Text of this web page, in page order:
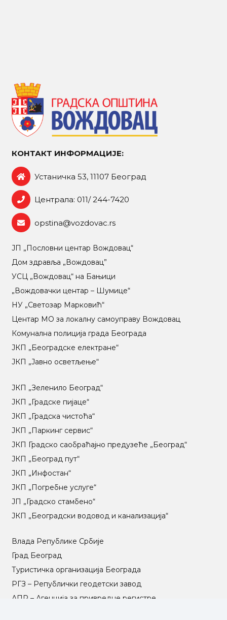
КОНТАКТ ИНФОРМАЦИЈЕ:
Устаничка 53, 11107 Београд
Централа: 011/ 244-7420
opstina@vozdovac.rs
ЈП „Пословни центар Вождовац“
Дом здравља „Вождовац”
УСЦ „Вождовац“ на Бањици
„Вождовачки центар – Шумице“
НУ „Светозар Марковић“
Центар МO за локалну самоуправу Вождовац
Комунална полиција града Београда
ЈКП „Београдске електране“
ЈКП „Јавно осветљење“
ЈКП „Зеленило Београд“
ЈКП „Градске пијаце“
ЈКП „Градска чистоћа“
ЈКП „Паркинг сервис“
ЈКП Градско саобраћајно предузеће „Београд“
ЈКП „Београд пут“
ЈКП „Инфостан“
ЈКП „Погребне услуге“
ЈП „Градско стамбено“
ЈКП „Београдски водовод и канализација“
Влада Републике Србије
Град Београд
Туристичка организација Београда
РГЗ – Републички геодетски завод
АПР – Агенција за привредне регистре